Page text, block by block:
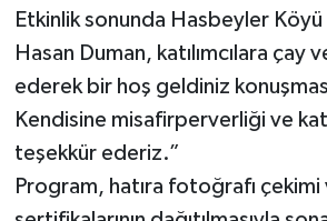
Etkinlik sonunda Hasbeyler Köyü
Hasan Duman, katılımcılara çay
ederek bir hoş geldiniz
Kendisine misafirperverliği ve
teşekkür ederiz.”
Program, hatıra fotoğrafı çekimi